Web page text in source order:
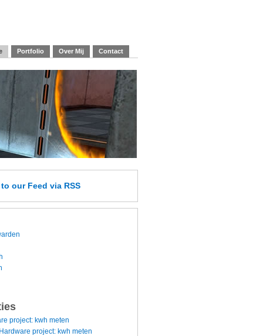
Portfolio Over Mij Contact
to our Feed via RSS
project: kwh meten
Hardware project: kwh meten